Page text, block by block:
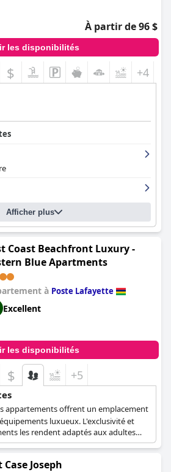
À partir de 96 $
les disponibilités
$ +4
Afficher plus
Coast Beachfront Luxury -
Blue Apartments
à Poste Lafayette
Excellent
les disponibilités
$ +5
appartements offrent un emplacement
luxueux. L'exclusivité et
les rendent adaptés aux adultes
sereine et haut de gamme.
Case Joseph